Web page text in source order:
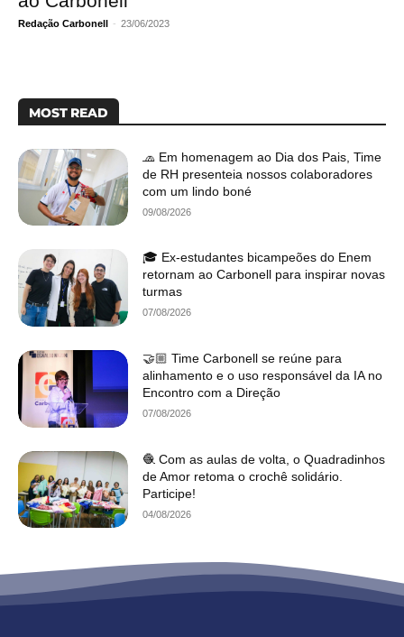
Redação Carbonell - 23/06/2023
MOST READ
🧢 Em homenagem ao Dia dos Pais, Time
de RH presenteia nossos colaboradores
com um lindo boné
09/08/2026
🎓 Ex-estudantes bicampeões do Enem
retornam ao Carbonell para inspirar novas
turmas
07/08/2026
🤝🏼 Time Carbonell se reúne para
alinhamento e o uso responsável da IA no
Encontro com a Direção
07/08/2026
🧶 Com as aulas de volta, o Quadradinhos
de Amor retoma o crochê solidário.
Participe!
04/08/2026